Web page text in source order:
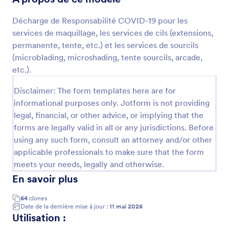
Décharge de Responsabilité COVID-19 pour les
services de maquillage, les services de cils (extensions,
permanente, tente, etc.) et les services de sourcils
(microblading, microshading, tente sourcils, arcade,
etc.).
Disclaimer: The form templates here are for
informational purposes only. Jotform is not providing
legal, financial, or other advice, or implying that the
forms are legally valid in all or any jurisdictions. Before
using any such form, consult an attorney and/or other
applicable professionals to make sure that the form
meets your needs, legally and otherwise.
En savoir plus
64 clones
Date de la dernière mise à jour : 11 mai 2026
Utilisation :